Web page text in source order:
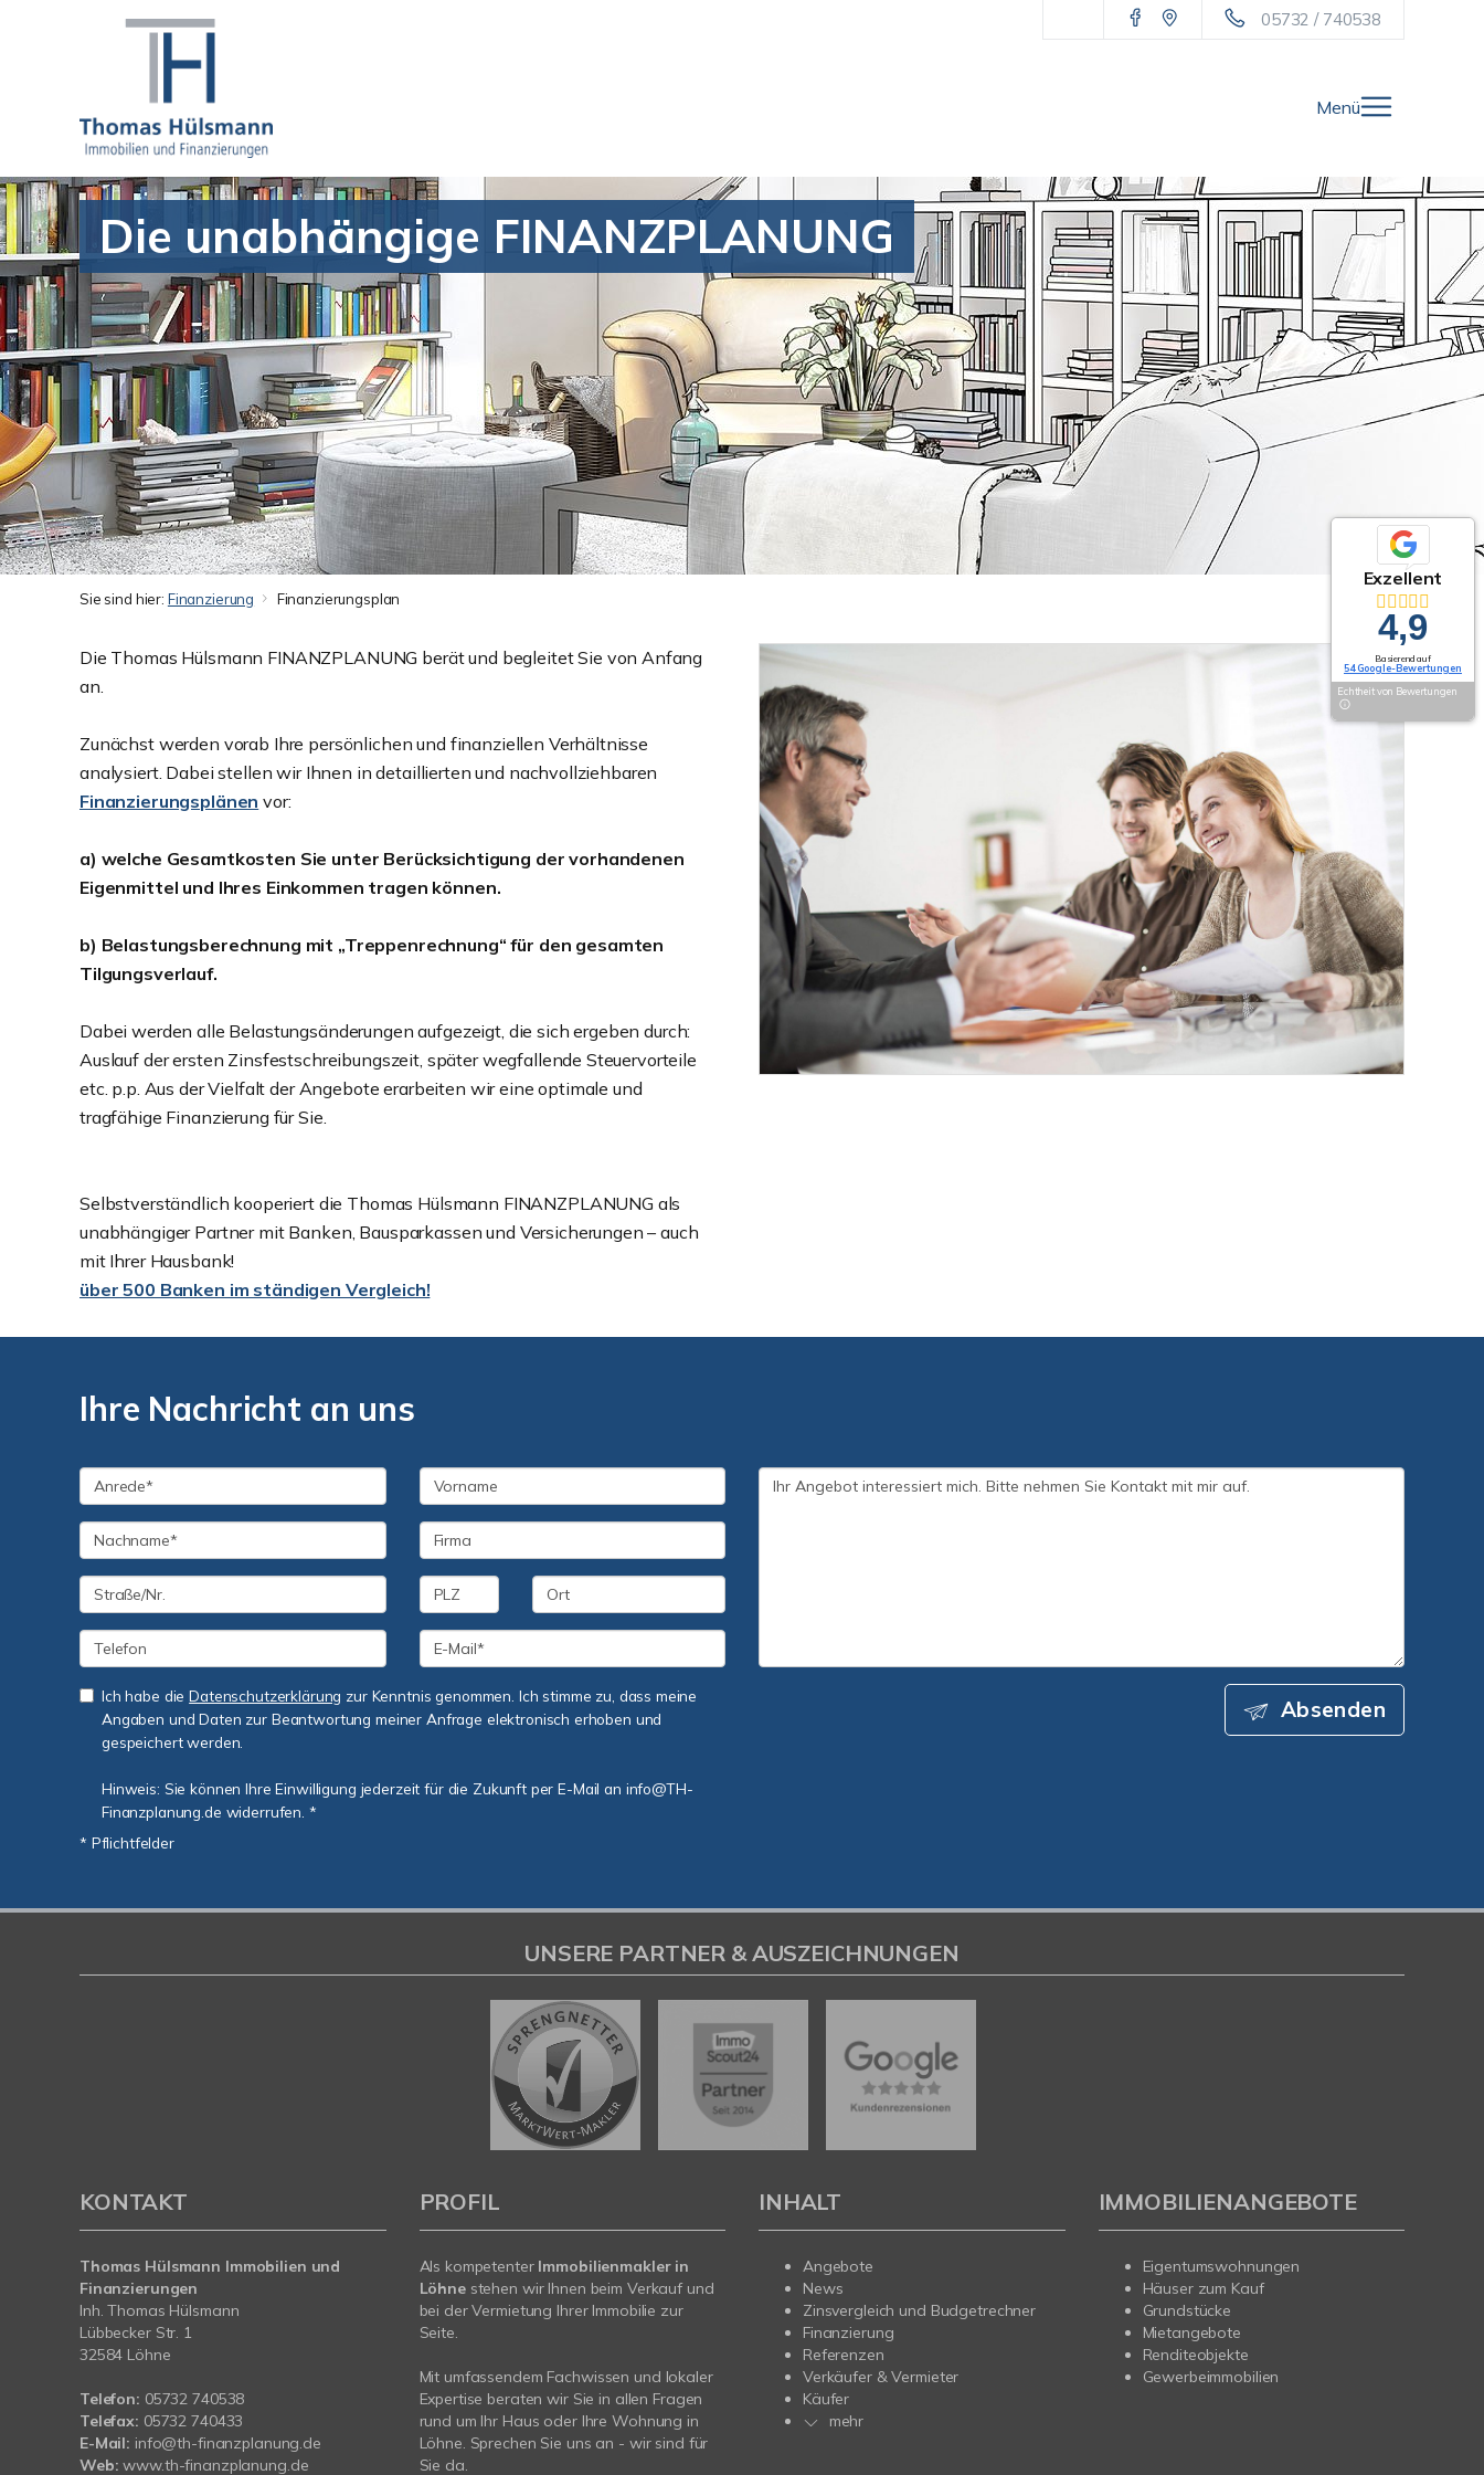
05732 / 740538
Menü
Die unabhängige FINANZPLANUNG
Sie sind hier: Finanzierung Finanzierungsplan
Die Thomas Hülsmann FINANZPLANUNG berät und begleitet Sie von Anfang
an.
Zunächst werden vorab Ihre persönlichen und finanziellen Verhältnisse
analysiert. Dabei stellen wir Ihnen in detaillierten und nachvollziehbaren
Finanzierungsplänen vor:
a) welche Gesamtkosten Sie unter Berücksichtigung der vorhandenen
Eigenmittel und Ihres Einkommen tragen können.
b) Belastungsberechnung mit „Treppenrechnung“ für den gesamten
Tilgungsverlauf.
Dabei werden alle Belastungsänderungen aufgezeigt, die sich ergeben durch:
Auslauf der ersten Zinsfestschreibungszeit, später wegfallende Steuervorteile
etc. p.p. Aus der Vielfalt der Angebote erarbeiten wir eine optimale und
tragfähige Finanzierung für Sie.
Selbstverständlich kooperiert die Thomas Hülsmann FINANZPLANUNG als
unabhängiger Partner mit Banken, Bausparkassen und Versicherungen – auch
mit Ihrer Hausbank!
über 500 Banken im ständigen Vergleich!
Ihre Nachricht an uns
Ich habe dieDatenschutzerklärung zur Kenntnis genommen. Ich stimme zu, dass meine
Angaben und Daten zur Beantwortung meiner Anfrage elektronisch erhoben und
gespeichert werden.
Hinweis: Sie können Ihre Einwilligung jederzeit für die Zukunft per E-Mail an info@TH-
Finanzplanung.de widerrufen. *
* Pflichtfelder
Absenden
Exzellent
4,9
Basierend auf
54 Google-Bewertungen
Echtheit von Bewertungen
UNSERE PARTNER & AUSZEICHNUNGEN
KONTAKT
Thomas Hülsmann Immobilien und
Finanzierungen
Inh. Thomas Hülsmann
Lübbecker Str. 1
32584 Löhne
Telefon: 05732 740538
Telefax: 05732 740433
E-Mail: info@th-finanzplanung.de
Web: www.th-finanzplanung.de
PROFIL
Als kompetenter Immobilienmakler in
Löhnestehen wir Ihnen beim Verkauf und
bei der Vermietung Ihrer Immobilie zur
Seite.
Mit umfassendem Fachwissen und lokaler
Expertise beraten wir Sie in allen Fragen
rund um Ihr Haus oder Ihre Wohnung in
Löhne. Sprechen Sie uns an - wir sind für
Sie da.
INHALT
Angebote
News
Zinsvergleich und Budgetrechner
Finanzierung
Referenzen
Verkäufer & Vermieter
Käufer
mehr
IMMOBILIENANGEBOTE
Eigentumswohnungen
Häuser zum Kauf
Grundstücke
Mietangebote
Renditeobjekte
Gewerbeimmobilien